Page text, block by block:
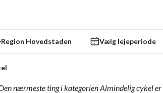
Region Hovedstaden Vælg lejeperiode
nærmeste ting i kategorien Almindelig cykel